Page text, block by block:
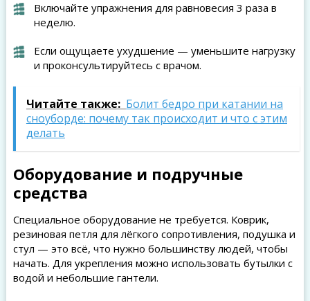
Включайте упражнения для равновесия 3 раза в
неделю.
Если ощущаете ухудшение — уменьшите нагрузку
и проконсультируйтесь с врачом.
Читайте также: Болит бедро при катании на
сноуборде: почему так происходит и что с этим
делать
Оборудование и подручные
средства
Специальное оборудование не требуется. Коврик,
резиновая петля для лёгкого сопротивления, подушка и
стул — это всё, что нужно большинству людей, чтобы
начать. Для укрепления можно использовать бутылки с
водой и небольшие гантели.